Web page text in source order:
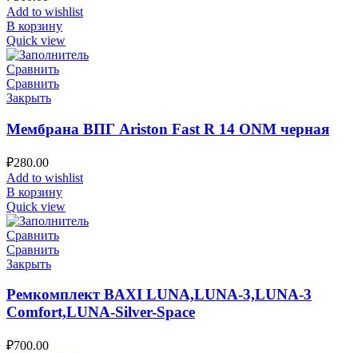
Add to wishlist
В корзину
Quick view
Сравнить
Сравнить
Закрыть
Мембрана ВПГ Ariston Fast R 14 ONM черная
₽280.00
Add to wishlist
В корзину
Quick view
Сравнить
Сравнить
Закрыть
Ремкомплект BAXI LUNA,LUNA-3,LUNA-3
Comfort,LUNA-Silver-Space
₽700.00